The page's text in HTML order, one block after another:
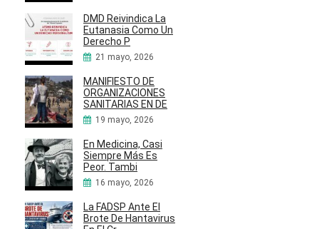
DMD Reivindica La
Eutanasia Como Un
Derecho P
21 mayo, 2026
MANIFIESTO DE
ORGANIZACIONES
SANITARIAS EN DE
19 mayo, 2026
En Medicina, Casi
Siempre Más Es
Peor. Tambi
16 mayo, 2026
La FADSP Ante El
Brote De Hantavirus